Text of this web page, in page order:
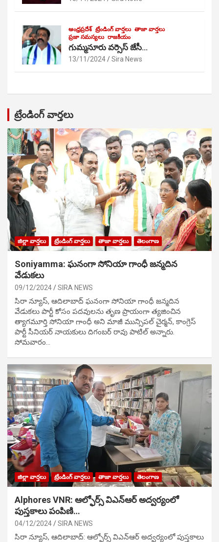
ఆంధ్రప్రదేశ్ ట్రేండింగ్ వార్తలు తాజా వార్తలు
ప్రజా సమస్యలు రాజకీయం
గుమ్మనూరు వర్సెస్ జేసీ…
13/11/2024 Sira News
ట్రేండింగ్ వార్తలు
జిల్లా వార్తలు ట్రేండింగ్ వార్తలు తాజా వార్తలు తెలంగాణ
Soniyamma: ఘ‌నంగా సోనియా గాంధీ జ‌న్మ‌దిన
వేడుక‌లు
09/12/2024 SIRA NEWS
సిరా న్యూస్, ఆదిలాబాద్ ఘ‌నంగా సోనియా గాంధీ జ‌న్మ‌దిన
వేడుక‌లు పార్టీ కోసం ప‌ద‌వుల‌ను తృణ ప్రాయంగా త్య‌జించిన
త్యాగమూర్తి సోనియా గాంధీ అని మాజీ మున్సిప‌ల్ చైర్మ‌న్, కాంగ్రెస్
పార్టీ సీనియ‌ర్ నాయ‌కులు దిగంబ‌ర్ రావు పాటిల్ అన్నారు.
సోమవారం…
జిల్లా వార్తలు ట్రేండింగ్ వార్తలు తాజా వార్తలు తెలంగాణ
Alphores VNR: ఆల్ఫోర్స్ విఎన్ఆర్ అద్వర్యంలో
పుస్తకాలు పంపిణి…
04/12/2024 SIRA NEWS
సిరా న్యూస్, ఆదిలాబాద్: ఆల్ఫోర్స్ విఎన్ఆర్ అద్వర్యంలో పుస్తకాలు